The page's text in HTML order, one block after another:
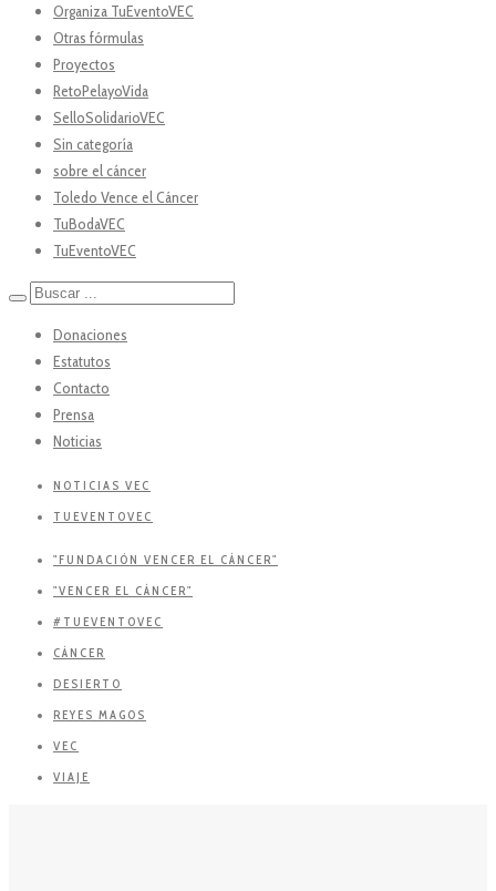
Organiza TuEventoVEC
Otras fórmulas
Proyectos
RetoPelayoVida
SelloSolidarioVEC
Sin categoría
sobre el cáncer
Toledo Vence el Cáncer
TuBodaVEC
TuEventoVEC
Donaciones
Estatutos
Contacto
Prensa
Noticias
NOTICIAS VEC
TUEVENTOVEC
"FUNDACIÓN VENCER EL CÁNCER"
"VENCER EL CÁNCER"
#TUEVENTOVEC
CÁNCER
DESIERTO
REYES MAGOS
VEC
VIAJE